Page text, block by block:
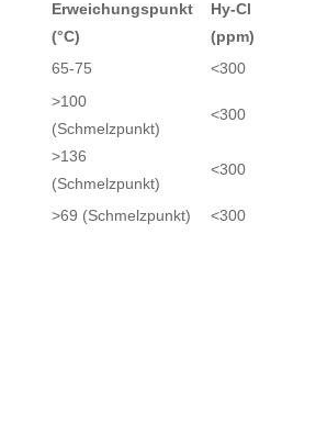
Erweichungspunkt
(°C)
Hy-Cl
(ppm)
65-75 <300
>100
(Schmelzpunkt)
<300
>136
(Schmelzpunkt)
<300
>69 (Schmelzpunkt) <300